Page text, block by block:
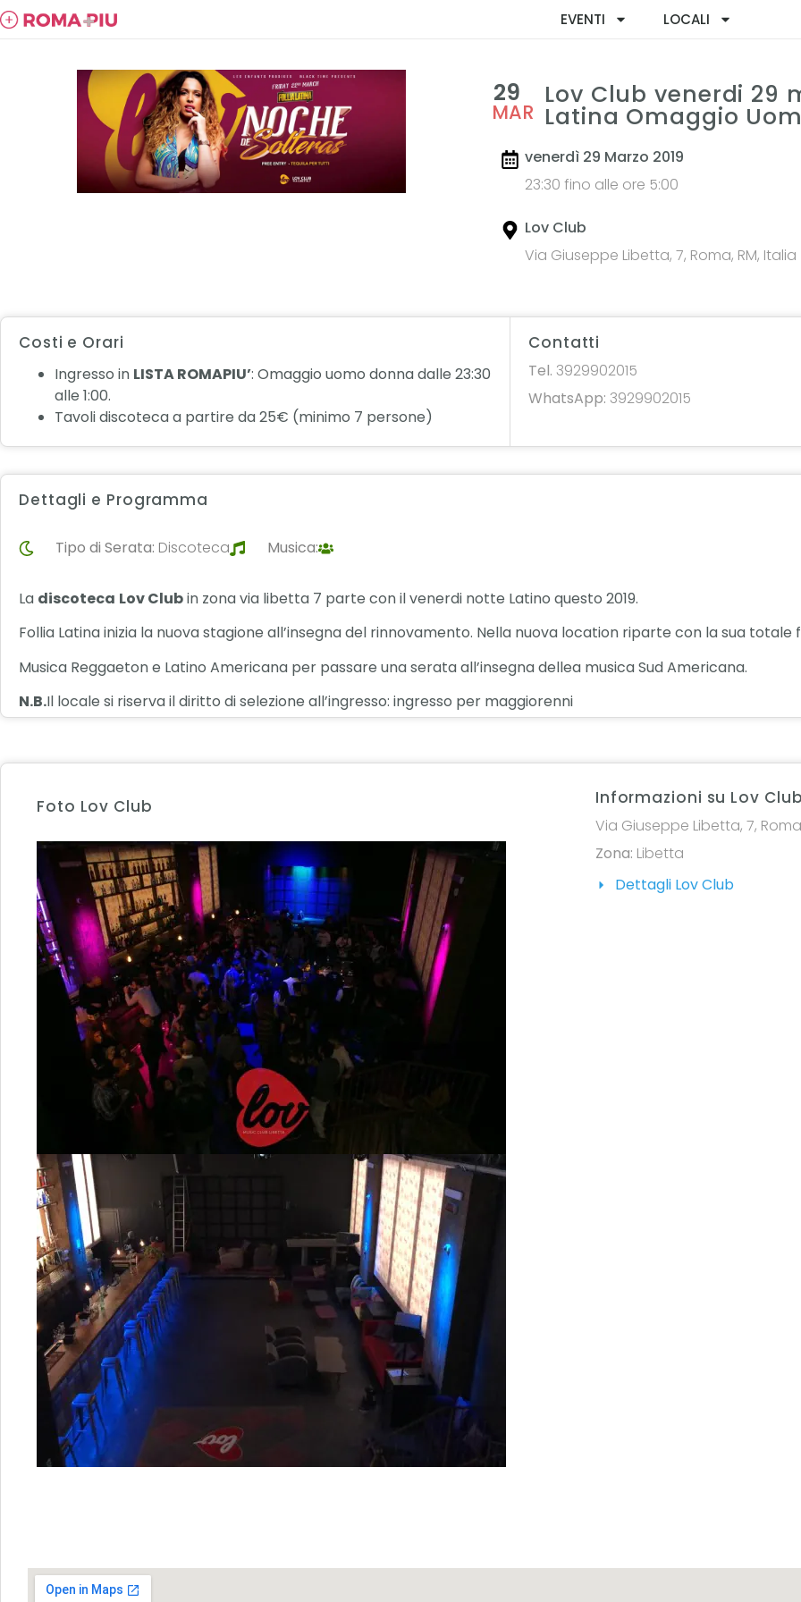
EVENTI LOCALI
29
MAR
Lov Club venerdi 29
Latina Omaggio
venerdì 29 Marzo 2019
23:30 fino alle ore 5:00
Lov Club
Via Giuseppe Libetta, 7, Roma, RM, Italia
Costi e Orari
Ingresso in LISTA ROMAPIU’: Omaggio uomo donna dalle 23:30
alle 1:00.
Tavoli discoteca a partire da 25€ (minimo 7 persone)
Contatti
Tel. 3929902015
WhatsApp: 3929902015
Dettagli e Programma
Tipo di Serata: Discoteca Musica:
La discoteca Lov Clubin zona via libetta 7 parte con il venerdi notte Latino questo 2019.
Follia Latina inizia la nuova stagione all’insegna del rinnovamento. Nella nuova location riparte con la sua totale
Musica Reggaeton e Latino Americana per passare una serata all’insegna dellea musica Sud Americana.
N.B.Il locale si riserva il diritto di selezione all’ingresso: ingresso per maggiorenni
Foto Lov Club Informazioni su Lov Club
Via Giuseppe Libetta, 7,
Zona: Libetta
Dettagli Lov Club